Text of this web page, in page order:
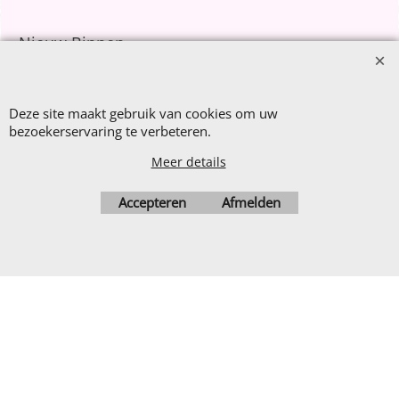
Nieuw Binnen
Webwinkel gemaakt met
ShopFactory webwinkel
software.
Deze site maakt gebruik van cookies om uw
bezoekerservaring te verbeteren.
Meer details
Accepteren Afmelden